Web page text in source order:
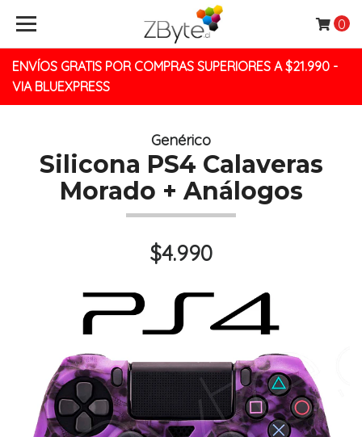
ENVÍOS GRATIS POR COMPRAS SUPERIORES A $21.990 -
VIA BLUEXPRESS
0
Genérico
Silicona PS4 Calaveras
Morado + Análogos
$4.990